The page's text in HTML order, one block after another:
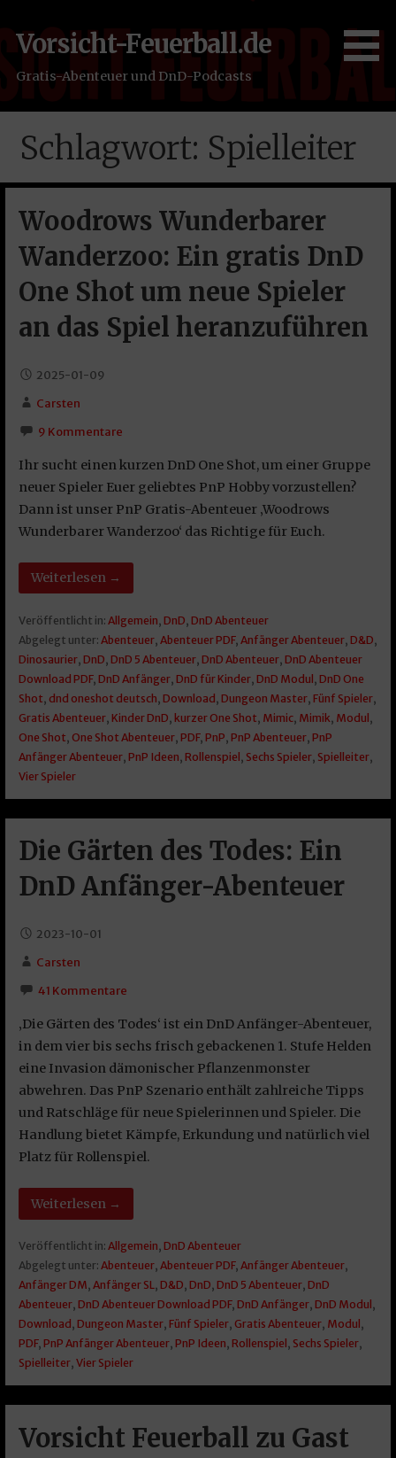
Inhalt
springen
Vorsicht-Feuerball.de
Gratis-Abenteuer und DnD-Podcasts
Schlagwort: Spielleiter
Woodrows Wunderbarer
Wanderzoo: Ein gratis DnD
One Shot um neue Spieler
an das Spiel heranzuführen
2025-01-09
Carsten
9 Kommentare
Ihr sucht einen kurzen DnD One Shot, um einer Gruppe
neuer Spieler Euer geliebtes PnP Hobby vorzustellen?
Dann ist unser PnP Gratis-Abenteuer ‚Woodrows
Wunderbarer Wanderzoo‘ das Richtige für Euch.
Weiterlesen →
Veröffentlicht in: Allgemein DnD DnD Abenteuer
Abgelegt unter: Abenteuer, Abenteuer PDF, Anfänger Abenteuer, D&D
Dinosaurier, DnD DnD 5 Abenteuer, DnD Abenteuer, DnD Abenteuer
Download PDF, DnD Anfänger, DnD für Kinder, DnD Modul DnD One
Shot dnd oneshot deutsch Download Dungeon Master, Fünf Spieler,
Gratis Abenteuer, Kinder DnD kurzer One Shot Mimic, Mimik Modul
One Shot One Shot Abenteuer, PDF, PnP PnP Abenteuer, PnP
Anfänger Abenteuer, PnP Ideen Rollenspiel Sechs Spieler, Spielleiter,
Vier Spieler
Die Gärten des Todes: Ein
DnD Anfänger-Abenteuer
2023-10-01
Carsten
41 Kommentare
‚Die Gärten des Todes‘ ist ein DnD Anfänger-Abenteuer,
in dem vier bis sechs frisch gebackenen 1. Stufe Helden
eine Invasion dämonischer Pflanzenmonster
abwehren. Das PnP Szenario enthält zahlreiche Tipps
und Ratschläge für neue Spielerinnen und Spieler. Die
Handlung bietet Kämpfe, Erkundung und natürlich viel
Platz für Rollenspiel.
Weiterlesen →
Veröffentlicht in: Allgemein DnD Abenteuer
Abgelegt unter: Abenteuer, Abenteuer PDF, Anfänger Abenteuer,
Anfänger DM Anfänger SL D&D DnD DnD 5 Abenteuer, DnD
Abenteuer, DnD Abenteuer Download PDF, DnD Anfänger, DnD Modul
Download Dungeon Master, Fünf Spieler, Gratis Abenteuer, Modul
PDF, PnP Anfänger Abenteuer, PnP Ideen Rollenspiel Sechs Spieler,
Spielleiter, Vier Spieler
Vorsicht Feuerball zu Gast